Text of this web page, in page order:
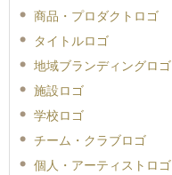
商品・プロダクトロゴ
タイトルロゴ
地域ブランディングロゴ
施設ロゴ
学校ロゴ
チーム・クラブロゴ
個人・アーティストロゴ